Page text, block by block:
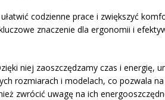
codzienne prace i zwiększyć
znaczenie dla ergonomii i
niej zaoszczędzamy czas i energię,
rozmiarach i modelach, co pozwala
zwrócić uwagę na ich